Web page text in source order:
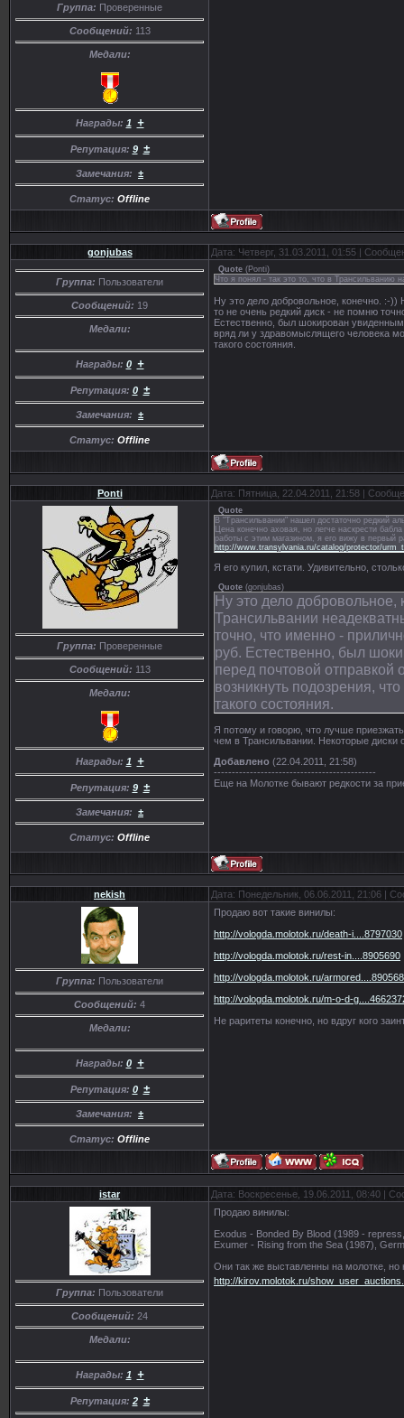
Группа: Проверенные
Сообщений: 113
Медали:
Награды: 1 +
Репутация: 9 ±
Замечания: ±
Статус: Offline
gonjubas Дата: Четверг, 31.03.2011, 01:55 |
Группа: Пользователи
Сообщений: 19
Медали:
Награды: 0 +
Репутация: 0 ±
Замечания: ±
Статус: Offline
Quote (Ponti)
Что я понял - так это то, что в Трансильванию
Ну это дело добровольное, конечно. :-
то не очень редкий диск - не помню
Естественно, был шокирован
вряд ли у здравомыслящего человека
такого состояния.
Ponti Дата: Пятница, 22.04.2011, 21:58 |
Группа: Проверенные
Сообщений: 113
Медали:
Награды: 1 +
Репутация: 9 ±
Замечания: ±
Статус: Offline
Quote
В "Tрансильвании" нашел достаточно редкий
Цена конечно аховая, но легче наскрести
работы с этим магазином, я его вижу в первый
http://www.transylvania.ru/catalog/protector/
Я его купил, кстати. Удивительно,
Quote (gonjubas)
Ну это дело добровольное,
Трансильвании
точно, что именно -
руб. Естественно, был
перед почтовой отправкой
возникнуть подозрения,
такого состояния.
Я потому и говорю, что лучше
чем в Трансильвании. Некоторые диски
Добавлено (22.04.2011, 21:58)
---------------------------------------------
Еще на Молотке бывают редкости за
nekish Дата: Понедельник, 06.06.2011, 21:06 |
Группа: Пользователи
Сообщений: 4
Медали:
Награды: 0 +
Репутация: 0 ±
Замечания: ±
Статус: Offline
Продаю вот такие винилы:
http://vologda.molotok.ru/death-i....8797030
http://vologda.molotok.ru/rest-in....8905690
http://vologda.molotok.ru/
http://vologda.molotok.ru/m-o-d-
Не раритеты конечно, но вдруг кого
istar Дата: Воскресенье, 19.06.2011, 08:40 |
Группа: Пользователи
Сообщений: 24
Медали:
Награды: 1 +
Репутация: 2 ±
Продаю винилы:
Exodus - Bonded By Blood (1989 -
Exumer - Rising from the Sea (1987),
Они так же выставленны на молотке,
http://kirov.molotok.ru/